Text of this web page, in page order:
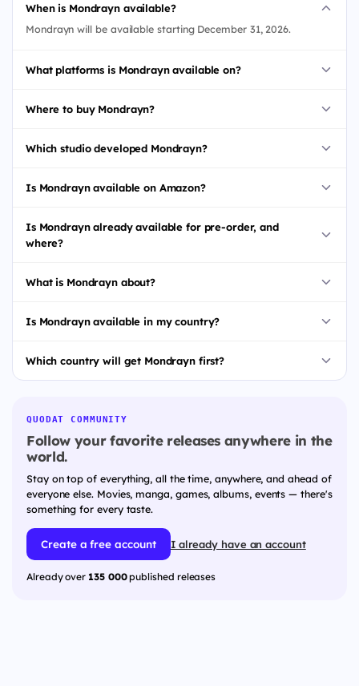
When is Mondrayn available?
Mondrayn will be available starting December 31, 2026.
What platforms is Mondrayn available on?
Where to buy Mondrayn?
Which studio developed Mondrayn?
Is Mondrayn available on Amazon?
Is Mondrayn already available for pre-order, and
where?
What is Mondrayn about?
Is Mondrayn available in my country?
Which country will get Mondrayn first?
QUODAT COMMUNITY
Follow your favorite releases anywhere in the
world.
Stay on top of everything, all the time, anywhere, and ahead of
everyone else. Movies, manga, games, albums, events — there's
something for every taste.
Create a free account I already have an account
Already over 135 000published releases